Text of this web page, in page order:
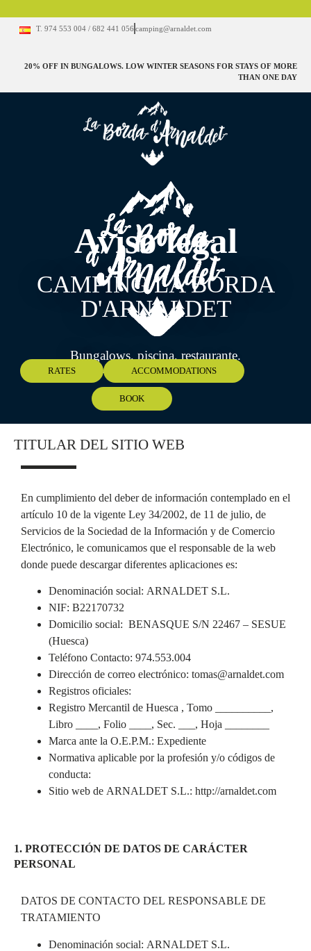
T. 974 553 004 / 682 441 056 camping@arnaldet.com
20% OFF IN BUNGALOWS. LOW WINTER SEASONS FOR STAYS OF MORE
THAN ONE DAY
RATES ACCOMMODATIONS
BOOK
Aviso legal
CAMPING LA BORDA
D'ARNALDET
Bungalows, piscina, restaurante.
Abierto todo el año.
TITULAR DEL SITIO WEB
En cumplimiento del deber de información contemplado en el
artículo 10 de la vigente Ley 34/2002, de 11 de julio, de
Servicios de la Sociedad de la Información y de Comercio
Electrónico, le comunicamos que el responsable de la web
donde puede descargar diferentes aplicaciones es:
Denominación social: ARNALDET S.L.
NIF: B22170732
Domicilio social: BENASQUE S/N 22467 – SESUE
(Huesca)
Teléfono Contacto: 974.553.004
Dirección de correo electrónico: tomas@arnaldet.com
Registros oficiales:
Registro Mercantil de Huesca , Tomo __________,
Libro ____, Folio ____, Sec. ___, Hoja ________
Marca ante la O.E.P.M.: Expediente
Normativa aplicable por la profesión y/o códigos de
conducta:
Sitio web de ARNALDET S.L.: http://arnaldet.com
1. PROTECCIÓN DE DATOS DE CARÁCTER
PERSONAL
DATOS DE CONTACTO DEL RESPONSABLE DE
TRATAMIENTO
Denominación social: ARNALDET S.L.